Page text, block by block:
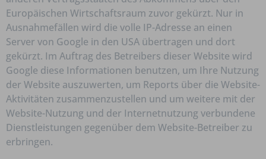
Europäischen Wirtschaftsraum zuvor gekürzt. Nur in
Ausnahmefällen wird die volle IP-Adresse an einen
Server von Google in den USA übertragen und dort
gekürzt. Im Auftrag des Betreibers dieser Website wird
Google diese Informationen benutzen, um Ihre Nutzung
der Website auszuwerten, um Reports über die Website-
Aktivitäten zusammenzustellen und um weitere mit der
Website-Nutzung und der Internetnutzung verbundene
Dienstleistungen gegenüber dem Website-Betreiber zu
erbringen.